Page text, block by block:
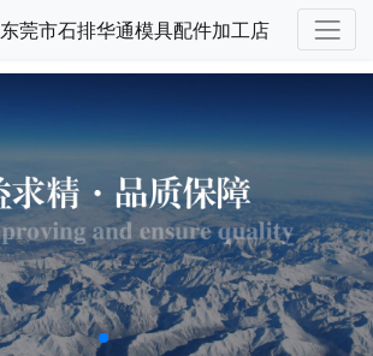
东莞市石排华通模具配件加工店